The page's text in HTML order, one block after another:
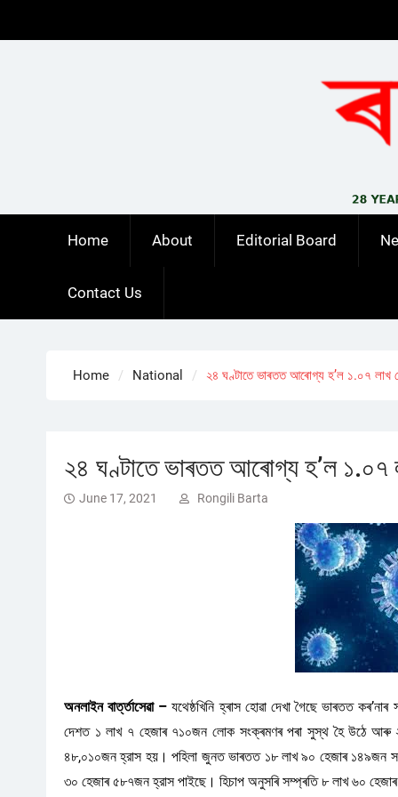
Home About Editorial Board
Contact Us
Home National ২৪ ঘণ্টাতে ভাৰতত আৰোগ্য হ’ল ১.০৭ লাখ
২৪ ঘণ্টাতে ভাৰতত আৰোগ্য হ’ল ১.০৭
June 17, 2021 Rongili Barta
অনলাইন বাৰ্ত্তাসেৱা – যথেষ্ঠখিনি হ্ৰাস হোৱা দেখা গৈছে ভাৰতত
দেশত ১ লাখ ৭ হেজাৰ ৭১০জন লোক সংক্ৰমণৰ পৰা সুস্থ হৈ উঠে আৰু
৪৮,০১০জন হ্রাস হয়। পহিলা জুনত ভাৰতত ১৮ লাখ ৯০ হেজাৰ ১৪৯জন
৩০ হেজাৰ ৫৮৭জন হ্রাস পাইছে। হিচাপ অনুসৰি সম্প্ৰতি ৮ লাখ ৬০